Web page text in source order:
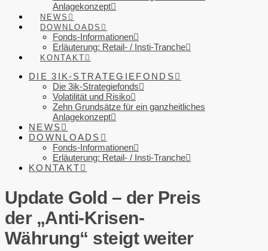
Anlagekonzept
NEWS
DOWNLOADS
Fonds-Informationen
Erläuterung: Retail- / Insti-Tranche
KONTAKT
DIE 3IK-STRATEGIEFONDS
Die 3ik-Strategiefonds
Volatilität und Risiko
Zehn Grundsätze für ein ganzheitliches
Anlagekonzept
NEWS
DOWNLOADS
Fonds-Informationen
Erläuterung: Retail- / Insti-Tranche
KONTAKT
Update Gold – der Preis
der „Anti-Krisen-
Währung“ steigt weiter